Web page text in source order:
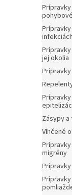
jej okolia
Zásypy
Vlhčené
migrény